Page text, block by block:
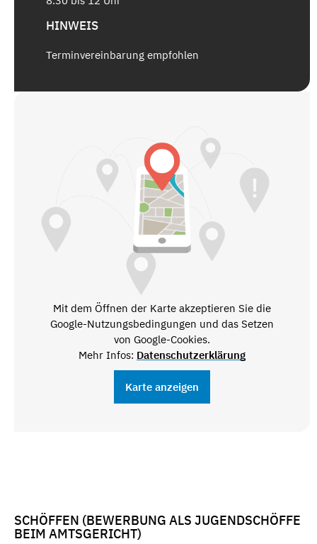
HINWEIS
Terminvereinbarung empfohlen
Mit dem Öffnen der Karte akzeptieren Sie die
Google-Nutzungsbedingungen und das Setzen
von Google-Cookies.
Mehr Infos: Datenschutzerklärung
Karte anzeigen
SCHÖFFEN (BEWERBUNG ALS JUGENDSCHÖFFE
BEIM AMTSGERICHT)